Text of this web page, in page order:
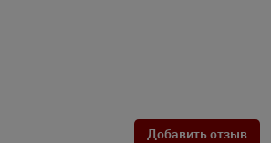
Добавить отзыв